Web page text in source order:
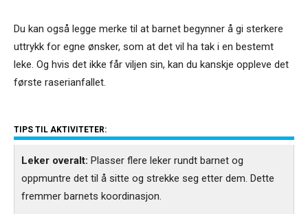
Du kan også legge merke til at barnet begynner å gi sterkere
uttrykk for egne ønsker, som at det vil ha tak i en bestemt
leke. Og hvis det ikke får viljen sin, kan du kanskje oppleve det
første raserianfallet.
TIPS TIL AKTIVITETER:
Leker overalt: Plasser flere leker rundt barnet og
oppmuntre det til å sitte og strekke seg etter dem. Dette
fremmer barnets koordinasjon.